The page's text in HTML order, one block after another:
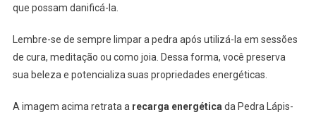
que possam danificá-la.
Lembre-se de sempre limpar a pedra após utilizá-la em sessões
de cura, meditação ou como joia. Dessa forma, você preserva
sua beleza e potencializa suas propriedades energéticas.
A imagem acima retrata a recarga energética da Pedra Lápis-